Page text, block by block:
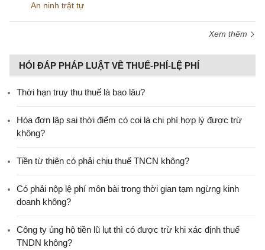
An ninh trật tự
Xem thêm
HỎI ĐÁP PHÁP LUẬT VỀ THUẾ-PHÍ-LỆ PHÍ
Thời hạn truy thu thuế là bao lâu?
Hóa đơn lập sai thời điểm có coi là chi phí hợp lý được trừ
không?
Tiền từ thiện có phải chịu thuế TNCN không?
Có phải nộp lệ phí môn bài trong thời gian tạm ngừng kinh
doanh không?
Công ty ủng hộ tiền lũ lụt thì có được trừ khi xác định thuế
TNDN không?